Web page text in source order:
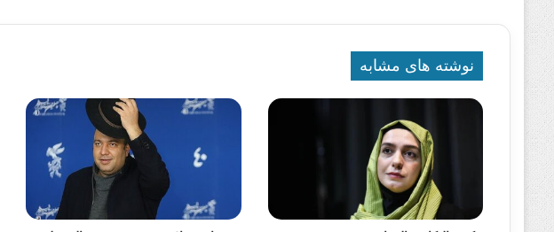
نوشته های مشابه